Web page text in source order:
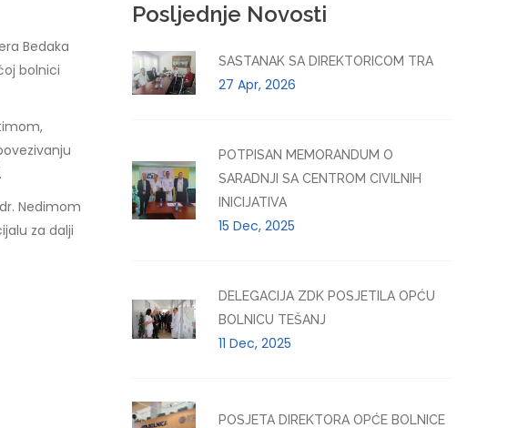
Bedaka
bolnici
Nedimom
za dalji
Posljednje Novosti
SASTANAK SA DIREKTORICOM TRA
27 Apr, 2026
POTPISAN MEMORANDUM O
SARADNJI SA CENTROM CIVILNIH
INICIJATIVA
15 Dec, 2025
DELEGACIJA ZDK POSJETILA OPĆU
BOLNICU TEŠANJ
11 Dec, 2025
POSJETA DIREKTORA OPĆE BOLNICE